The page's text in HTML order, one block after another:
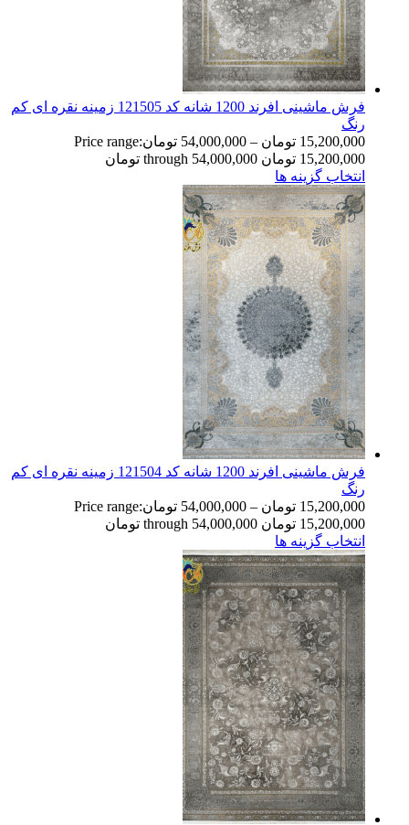
فرش ماشینی افرند 1200 شانه کد 121505 زمینه نقره ای کم
رنگ
15,200,000 تومان –
54,000,000 تومانPrice range:
15,200,000 تومان through 54,000,000 تومان
انتخاب گزینه ها
فرش ماشینی افرند 1200 شانه کد 121504 زمینه نقره ای کم
رنگ
15,200,000 تومان –
54,000,000 تومانPrice range:
15,200,000 تومان through 54,000,000 تومان
انتخاب گزینه ها